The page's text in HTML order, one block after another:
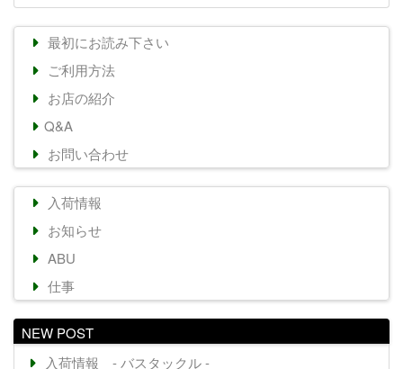
最初にお読み下さい
ご利用方法
お店の紹介
Q&A
お問い合わせ
入荷情報
お知らせ
ABU
仕事
NEW POST
入荷情報 - バスタックル -